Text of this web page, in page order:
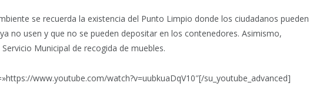
se recuerda la existencia del Punto Limpio donde los ciudadanos pueden
no usen y que no se pueden depositar en los contenedores. Asimismo,
Municipal de recogida de muebles.
www.youtube.com/watch?v=uubkuaDqV10″[/su_youtube_advanced]